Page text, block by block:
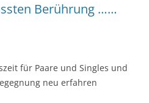
Berührung ……
für Paare und Singles und
neu erfahren